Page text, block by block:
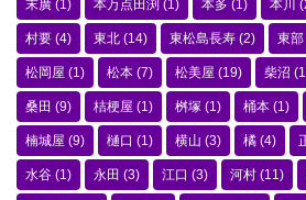
末廣 (1) 本万点田渕 (1) 本多 (1) 本川
村要 (4) 東北 (14) 東松島長寿 (2) 東部
松岡屋 (1) 松本 (7) 松美屋 (19) 柴沼
桑田 (9) 桔梗屋 (1) 桝塚 (1) 桶本 (1)
楠城屋 (9) 樋口 (1) 横山 (3) 橘 (4)
水谷 (1) 永田 (3) 江口 (3) 河村 (11)